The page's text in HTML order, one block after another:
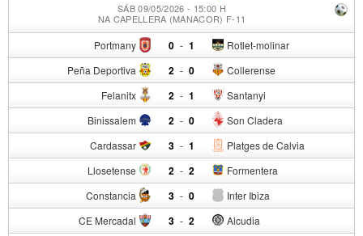
SÁB 09/05/2026 - 15:00 H
NA CAPELLERA (MANACOR) F-11
Portmany 0 - Rotlet-molinar
1
Peña Deportiva 2 - Collerense
0
Felanitx 2 - Santanyi
1
Binissalem 2 - Son Cladera
0
Cardassar 3 - Platges de Calvia
1
Llosetense 2 - Formentera
2
Constancia 3 - Inter Ibiza
0
CE Mercadal 3 - Alcudia
2